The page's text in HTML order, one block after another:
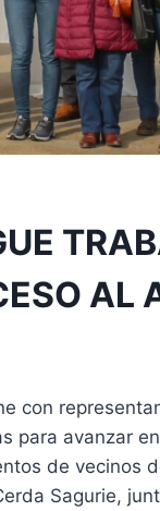
AL
con
para avanzar
de vecinos
Sagurie,